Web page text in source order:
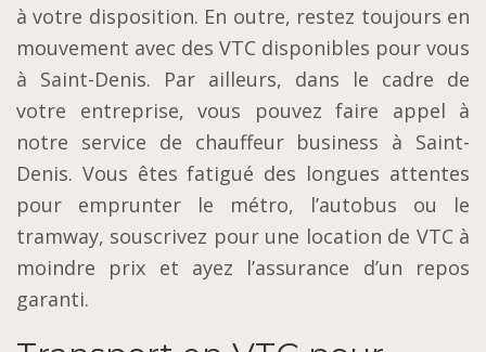
à votre disposition. En outre, restez toujours en
mouvement avec des VTC disponibles pour vous
à Saint-Denis. Par ailleurs, dans le cadre de
votre entreprise, vous pouvez faire appel à
notre service de chauffeur business à Saint-
Denis. Vous êtes fatigué des longues attentes
pour emprunter le métro, l’autobus ou le
tramway, souscrivez pour une location de VTC à
moindre prix et ayez l’assurance d’un repos
garanti.